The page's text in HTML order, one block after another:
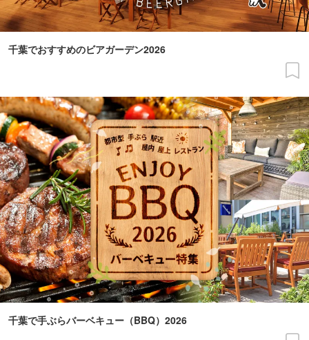
千葉でおすすめのビアガーデン2026
千葉で手ぶらバーベキュー（BBQ）2026